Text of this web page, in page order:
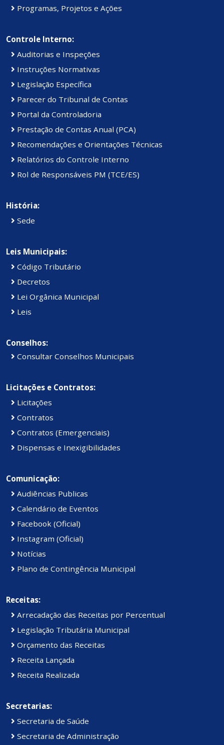
Programas, Projetos e Ações
Controle Interno:
Auditorias e Inspeções
Instruções Normativas
Legislação Específica
Parecer do Tribunal de Contas
Portal da Controladoria
Prestação de Contas Anual (PCA)
Recomendações e Orientações Técnicas
Relatórios do Controle Interno
Rol de Responsáveis PM (TCE/ES)
História:
Sede
Leis Municipais:
Código Tributário
Decretos
Lei Orgânica Municipal
Leis
Conselhos:
Consultar Conselhos Municipais
Licitações e Contratos:
Licitações
Contratos
Contratos (Emergenciais)
Dispensas e Inexigibilidades
Comunicação:
Audiências Publicas
Calendário de Eventos
Facebook (Oficial)
Instagram (Oficial)
Notícias
Plano de Contingência Municipal
Receitas:
Arrecadação das Receitas por Percentual
Legislação Tributária Municipal
Orçamento das Receitas
Receita Lançada
Receita Realizada
Secretarias:
Secretaria de Saúde
Secretaria de Administração